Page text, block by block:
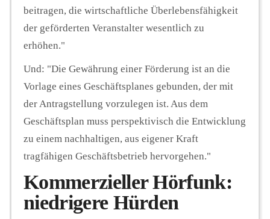
beitragen, die wirtschaftliche Überlebensfähigkeit
der geförderten Veranstalter wesentlich zu
erhöhen."
Und: "Die Gewährung einer Förderung ist an die
Vorlage eines Geschäftsplanes gebunden, der mit
der Antragstellung vorzulegen ist. Aus dem
Geschäftsplan muss perspektivisch die Entwicklung
zu einem nachhaltigen, aus eigener Kraft
tragfähigen Geschäftsbetrieb hervorgehen."
Kommerzieller Hörfunk:
niedrigere Hürden